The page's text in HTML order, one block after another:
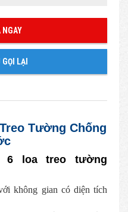
NGAY
LẠI
Tường Chống
6 loa treo tường
không gian có diện tích